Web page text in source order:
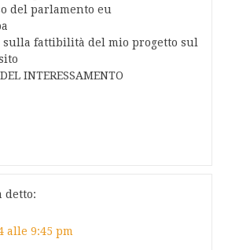
del parlamento eu
sulla fattibilità del mio progetto sul
INTERESSAMENTO
detto:
alle 9:45 pm